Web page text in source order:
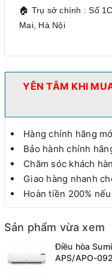
🏠 Trụ sở chính : Số
Mai, Hà Nội
YÊN TÂM KHI
Hàng chính hãng
Bảo hành chính
Chăm sóc khách
Giao hàng nhanh
Hoàn tiền 200%
Sản phẩm vừa xem
Điều hòa
APS/APO-